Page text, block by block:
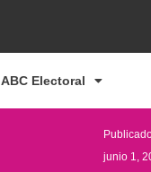
ABC Electoral
junio 1,